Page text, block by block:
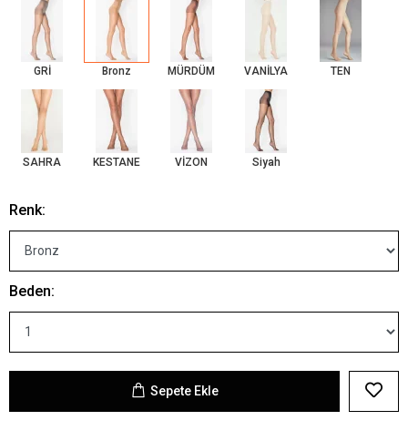
GRİ Bronz MÜRDÜM VANİLYA TEN
SAHRA KESTANE VİZON Siyah
Renk:
Beden:
Sepete Ekle